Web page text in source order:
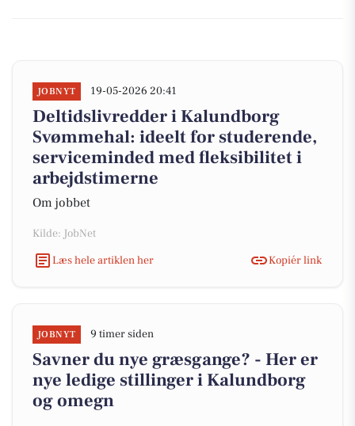
JOBNYT 19-05-2026 20:41
Deltidslivredder i Kalundborg
Svømmehal: ideelt for studerende,
serviceminded med fleksibilitet i
arbejdstimerne
Om jobbet
Kilde: JobNet
Læs hele artiklen her
Kopiér link
JOBNYT 9 timer siden
Savner du nye græsgange? - Her er
nye ledige stillinger i Kalundborg
og omegn